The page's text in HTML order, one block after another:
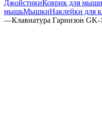
ДжойстикиКоврик для мыши
мышьМышкиНаклейки для
—Клавиатура Гарнизон